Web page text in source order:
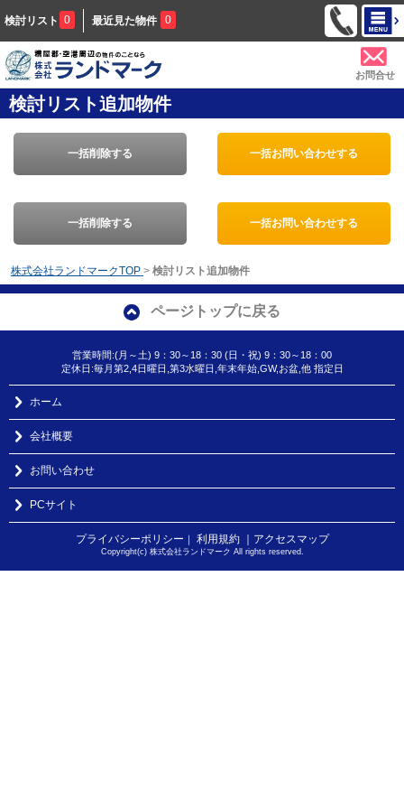
検討リスト 0 最近見た物件 0
お問合せ
検討リスト追加物件
一括削除する 一括お問い合わせする
一括削除する 一括お問い合わせする
株式会社ランドマークTOP > 検討リスト追加物件
ページトップに戻る
営業時間:(月～土) 9：30～18：30 (日・祝) 9：30～18：00
定休日:毎月第2,4日曜日,第3水曜日,年末年始,GW,お盆,他 指定日
ホーム
会社概要
お問い合わせ
PCサイト
プライバシーポリシー ｜ 利用規約 ｜アクセスマップ
Copyright(c) 株式会社ランドマーク All rights reserved.